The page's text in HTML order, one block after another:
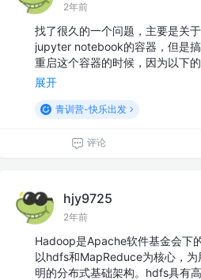
2年前
找了很久的一个问题，主要是关
jupyter notebook的容器，但是
重启这个容器的时候，因为以下
展开
青训营-快乐出发
评论
hjy9725
2年前
Hadoop是Apache软件基金会下
以hdfs和MapReduce为核心，为
明的分布式基础架构。hdfs具有